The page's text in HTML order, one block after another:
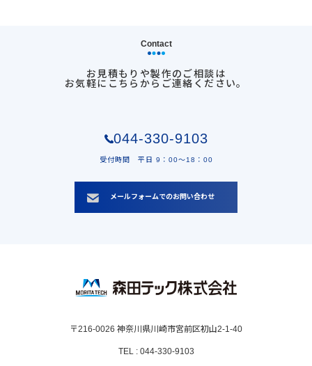
Contact
お見積もりや製作のご相談は
お気軽にこちらからご連絡ください。
044-330-9103
受付時間 平日 9：00〜18：00
メールフォームでのお問い合わせ
〒216-0026 神奈川県川崎市宮前区初山2-1-40
TEL : 044-330-9103